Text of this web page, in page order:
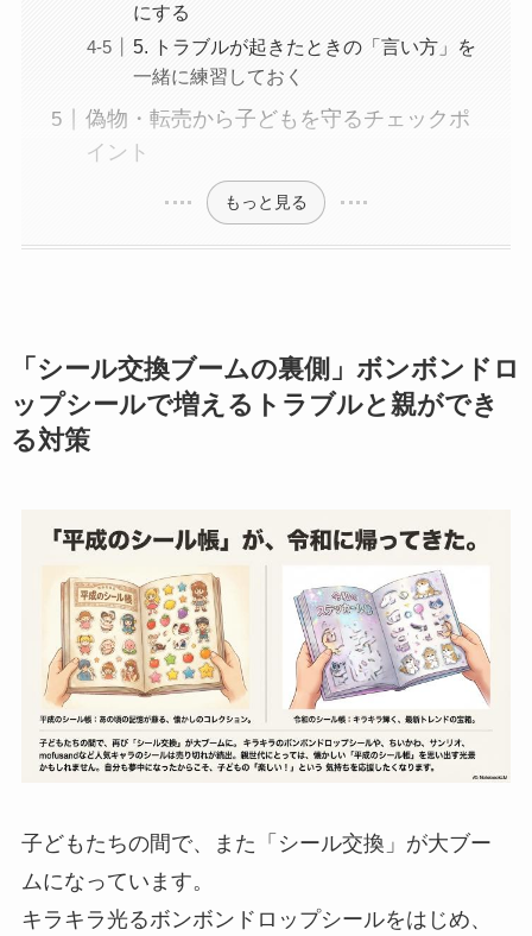
にする
5. トラブルが起きたときの「言い方」を
一緒に練習しておく
偽物・転売から子どもを守るチェックポ
イント
もっと見る
「シール交換ブームの裏側」ボンボンドロ
ップシールで増えるトラブルと親ができ
る対策
子どもたちの間で、また「シール交換」が大ブー
ムになっています。
キラキラ光るボンボンドロップシールをはじめ、